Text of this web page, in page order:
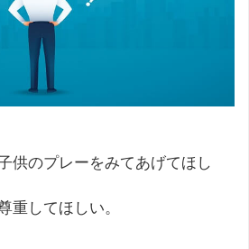
供のプレーをみてあげてほし
重してほしい。